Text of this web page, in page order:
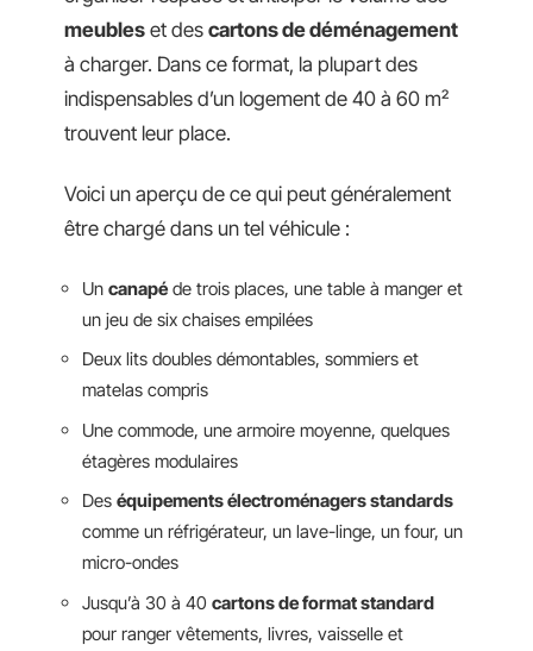
meubles et des cartons de déménagement
à charger. Dans ce format, la plupart des
indispensables d’un logement de 40 à 60 m²
trouvent leur place.
Voici un aperçu de ce qui peut généralement
être chargé dans un tel véhicule :
Un canapé de trois places, une table à manger et
un jeu de six chaises empilées
Deux lits doubles démontables, sommiers et
matelas compris
Une commode, une armoire moyenne, quelques
étagères modulaires
Des équipements électroménagers standards
comme un réfrigérateur, un lave-linge, un four, un
micro-ondes
Jusqu’à 30 à 40 cartons de format standard
pour ranger vêtements, livres, vaisselle et